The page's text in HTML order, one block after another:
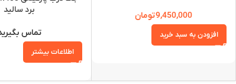
9,450,000تومان
افزودن به سبد خرید
برد سالید
تماس
اطلاعات بیشتر